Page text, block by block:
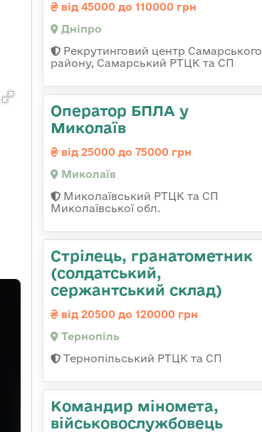
від 45000 до 110000 грн
Дніпро
Рекрутинговий центр Самарського
району, Самарський РТЦК та СП
Оператор БПЛА у
Миколаїв
від 25000 до 75000 грн
Миколаїв
Миколаївський РТЦК та СП
Миколаївської обл.
Стрілець, гранатометник
(солдатський,
сержантський склад)
від 20500 до 120000 грн
Тернопіль
Тернопільський РТЦК та СП
Командиp міномета,
військовослужбовець